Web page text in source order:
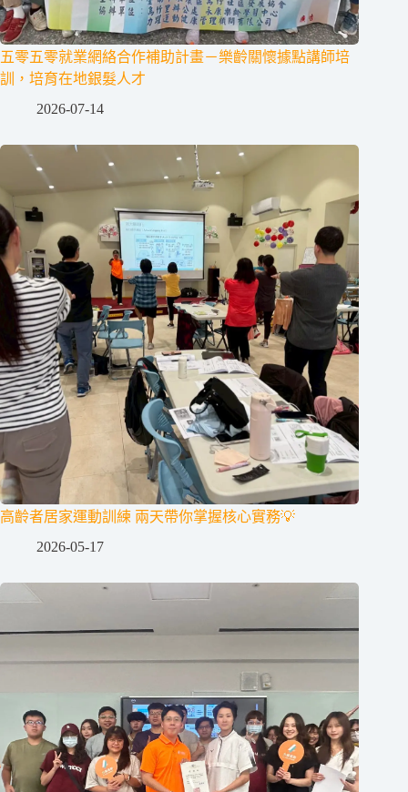
五零五零就業網絡合作補助計畫－樂齡關懷據點講師培
訓，培育在地銀髮人才
2026-07-14
高齡者居家運動訓練 兩天帶你掌握核心實務💡
2026-05-17